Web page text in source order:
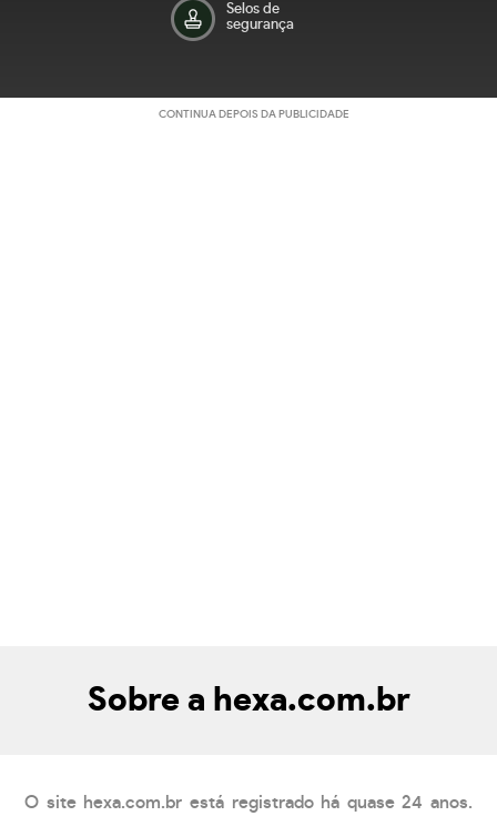
Selos de
segurança
CONTINUA DEPOIS DA PUBLICIDADE
Sobre a hexa.com.br
O site hexa.com.br está registrado há quase 24 anos.